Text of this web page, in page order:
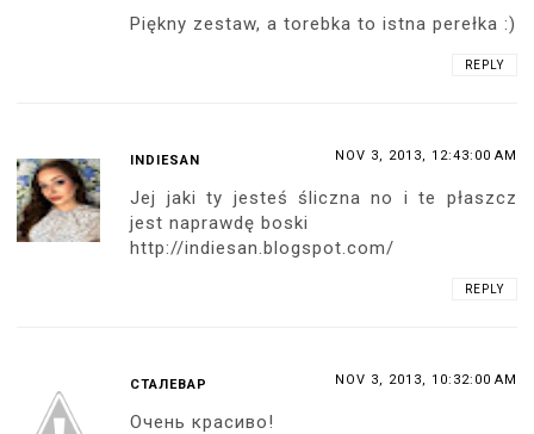
Piękny zestaw, a torebka to istna perełka :)
REPLY
INDIESAN NOV 3, 2013, 12:43:00 AM
Jej jaki ty jesteś śliczna no i te płaszcz
jest naprawdę boski
http://indiesan.blogspot.com/
REPLY
СТАЛЕВАР NOV 3, 2013, 10:32:00 AM
Очень красиво!